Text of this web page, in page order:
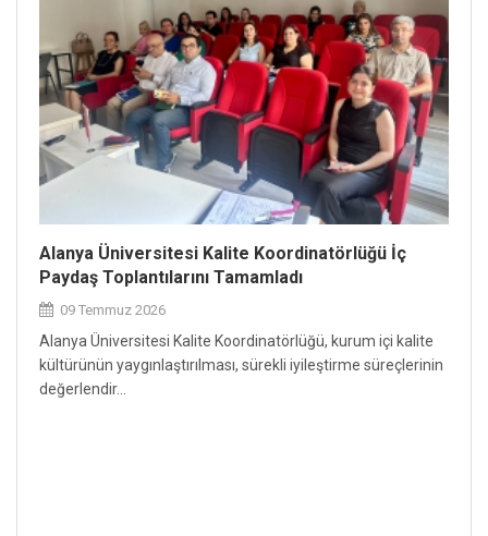
Alanya Üniversitesi Kalite Koordinatörlüğü İç
Paydaş Toplantılarını Tamamladı
09 Temmuz 2026
Alanya Üniversitesi Kalite Koordinatörlüğü, kurum içi kalite
kültürünün yaygınlaştırılması, sürekli iyileştirme süreçlerinin
değerlendir...